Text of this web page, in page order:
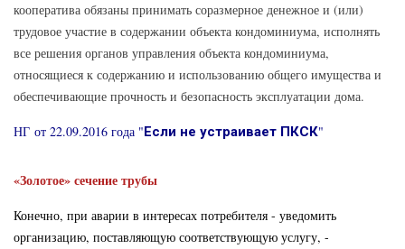
кооператива обязаны принимать соразмерное денежное и (или)
трудовое участие в содержании объекта кондоминиума, исполнять
все решения органов управления объекта кондоминиума,
относящиеся к содержанию и использованию общего имущества и
обеспечивающие прочность и безопасность эксплуатации дома.
НГ от 22.09.2016 года "Если не устраивает ПКСК"
«Золотое» сечение трубы
Конечно, при аварии в интересах потребителя - уведомить
организацию, поставляющую соответствующую услугу, -